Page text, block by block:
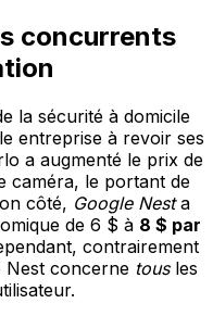
concurrents
la sécurité à domicile
entreprise à revoir ses
a augmenté le prix de
caméra, le portant de
côté, Google Nesta
de 6 $ à 8 $ par
contrairement
Nest concerne tousles